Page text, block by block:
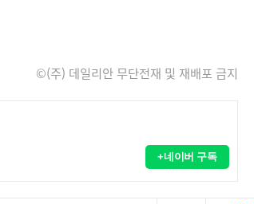
©(주) 데일리안 무단전재 및 재배포 금지
+네이버 구독